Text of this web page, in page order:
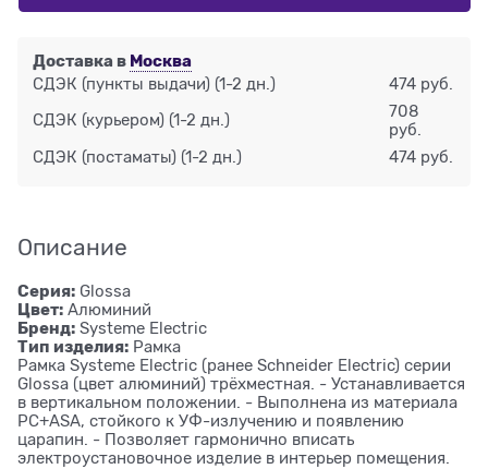
Доставка в Москва
СДЭК (пункты выдачи) (1-2 дн.) 474 руб.
СДЭК (курьером) (1-2 дн.)
708
руб.
СДЭК (постаматы) (1-2 дн.) 474 руб.
Описание
Серия: Glossa
Цвет: Алюминий
Бренд: Systeme Electric
Тип изделия: Рамка
Рамка Systeme Electric (ранее Schneider Electric) серии
Glossa (цвет алюминий) трёхместная. - Устанавливается
в вертикальном положении. - Выполнена из материала
PС+ASA, стойкого к УФ-излучению и появлению
царапин. - Позволяет гармонично вписать
электроустановочное изделие в интерьер помещения.